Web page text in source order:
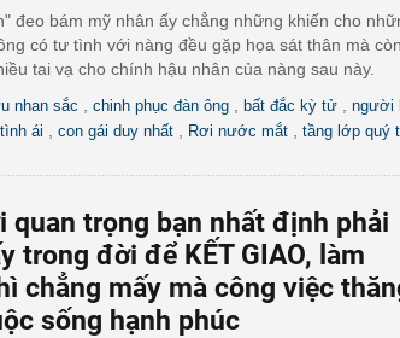
đeo bám mỹ nhân ấy chẳng những khiến cho
có tư tình với nàng đều gặp họa sát thân mà còn
tai vạ cho chính hậu nhân của nàng sau này.
nhan sắc chinh phục đàn ông bất đắc kỳ tử
người
ái con gái duy nhất Rơi nước mắt tầng lớp quý
quan trọng bạn nhất định phải
trong đời để KẾT GIAO, làm
chẳng mấy mà công việc
sống hạnh phúc